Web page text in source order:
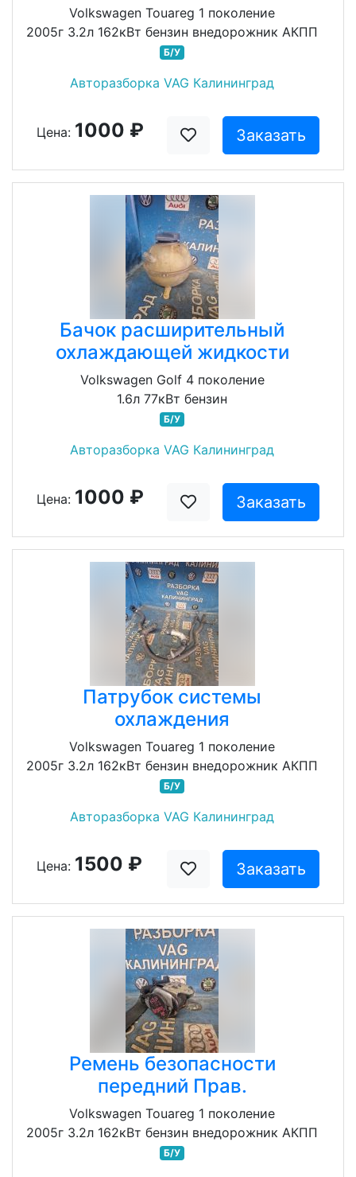
Volkswagen Touareg 1 поколение
2005г 3.2л 162кВт бензин внедорожник АКПП
Б/У
Авторазборка VAG Калининград
Цена: 1000 ₽ Заказать
Бачок расширительный
охлаждающей жидкости
Volkswagen Golf 4 поколение
1.6л 77кВт бензин
Б/У
Авторазборка VAG Калининград
Цена: 1000 ₽ Заказать
Патрубок системы
охлаждения
Volkswagen Touareg 1 поколение
2005г 3.2л 162кВт бензин внедорожник АКПП
Б/У
Авторазборка VAG Калининград
Цена: 1500 ₽ Заказать
Ремень безопасности
передний Прав.
Volkswagen Touareg 1 поколение
2005г 3.2л 162кВт бензин внедорожник АКПП
Б/У